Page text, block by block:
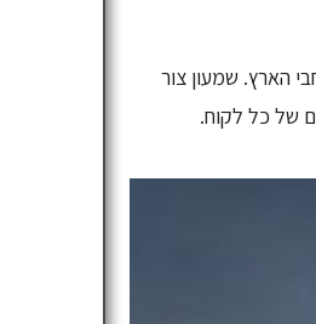
מכל רחבי הארץ. שמעון צור
של כל לקוח.